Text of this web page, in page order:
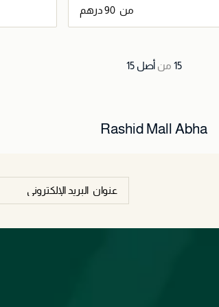
من
15 من أصل 15
Rashid Mall Abha